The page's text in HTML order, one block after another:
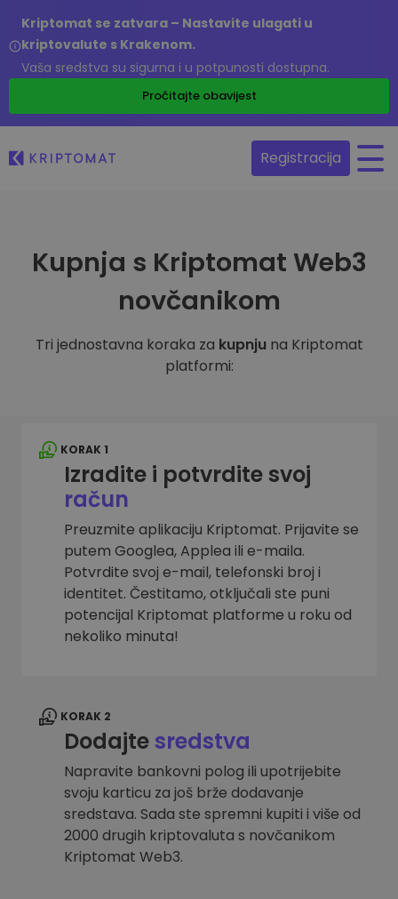
Kriptomat se zatvara – Nastavite ulagati u
kriptovalute s Krakenom.
Vaša sredstva su sigurna i u potpunosti dostupna.
Pročitajte obavijest
Registracija
Kupnja s Kriptomat Web3
novčanikom
Tri jednostavna koraka za kupnju na Kriptomat
platformi:
KORAK 1
Izradite i potvrdite svoj
račun
Preuzmite aplikaciju Kriptomat. Prijavite se
putem Googlea, Applea ili e-maila.
Potvrdite svoj e-mail, telefonski broj i
identitet. Čestitamo, otključali ste puni
potencijal Kriptomat platforme u roku od
nekoliko minuta!
KORAK 2
Dodajtesredstva
Napravite bankovni polog ili upotrijebite
svoju karticu za još brže dodavanje
sredstava. Sada ste spremni kupiti i više od
2000 drugih kriptovaluta s novčanikom
Kriptomat Web3.